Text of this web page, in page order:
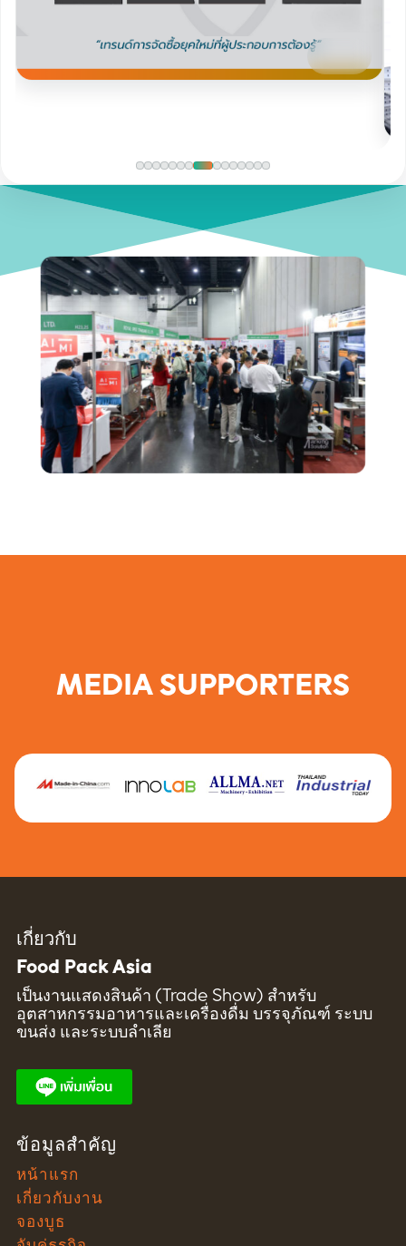
MEDIA SUPPORTERS
เกี่ยวกับ
Food Pack Asia
เป็นงานแสดงสินค้า (Trade Show) สำหรับ
อุตสาหกรรมอาหารและเครื่องดื่ม บรรจุภัณฑ์ ระบบ
ขนส่ง และระบบลำเลีย
ข้อมูลสำคัญ
หน้าแรก
เกี่ยวกับงาน
จองบูธ